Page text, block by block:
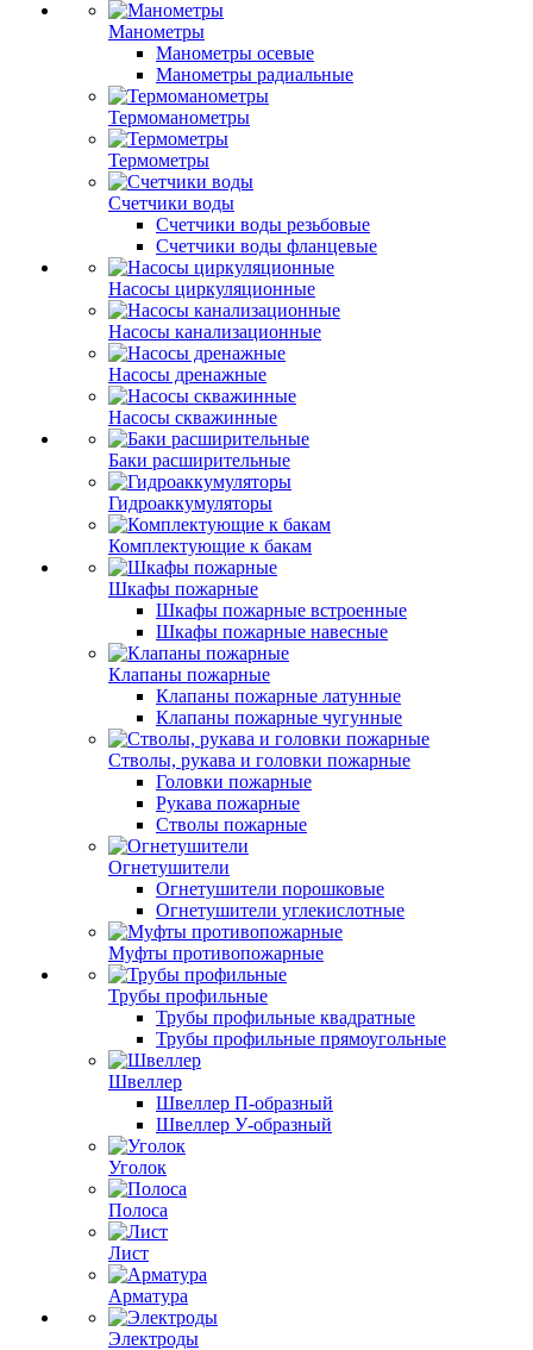
Манометры
Манометры осевые
Манометры радиальные
Термоманометры
Термометры
Счетчики воды
Счетчики воды резьбовые
Счетчики воды фланцевые
Насосы циркуляционные
Насосы канализационные
Насосы дренажные
Насосы скважинные
Баки расширительные
Гидроаккумуляторы
Комплектующие к бакам
Шкафы пожарные
Шкафы пожарные встроенные
Шкафы пожарные навесные
Клапаны пожарные
Клапаны пожарные латунные
Клапаны пожарные чугунные
Стволы, рукава и головки пожарные
Головки пожарные
Рукава пожарные
Стволы пожарные
Огнетушители
Огнетушители порошковые
Огнетушители углекислотные
Муфты противопожарные
Трубы профильные
Трубы профильные квадратные
Трубы профильные прямоугольные
Швеллер
Швеллер П-образный
Швеллер У-образный
Уголок
Полоса
Лист
Арматура
Электроды